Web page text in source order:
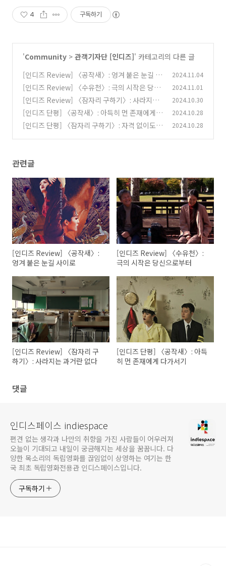
4 구독하기
'Community > 관객기자단 [인디즈]' 카테고리의 다른 글
[인디즈 Review] 〈공작새〉: 엉겨 붙은 눈길 사
이로 (1)
2024.11.04
[인디즈 Review] 〈수유천〉: 극의 시작은 당신
으로부터 (1)
2024.11.01
[인디즈 Review] 〈잠자리 구하기〉: 사라지는
과거란 없다 (1)
2024.10.30
[인디즈 단평] 〈공작새〉: 아득히 먼 존재에게
다가서기 (0)
2024.10.28
[인디즈 단평] 〈잠자리 구하기〉: 자격 없이도
2024.10.28
관련글
[인디즈 Review] 〈공작새〉:
엉겨 붙은 눈길 사이로
[인디즈 Review] 〈수유천〉:
극의 시작은 당신으로부터
[인디즈 Review] 〈잠자리 구
하기〉: 사라지는 과거란 없다
[인디즈 단평] 〈공작새〉: 아득
히 먼 존재에게 다가서기
댓글
인디스페이스 indiespace
편견 없는 생각과 나만의 취향을 가진 사람들이 어우러져
오늘이 기대되고 내일이 궁금해지는 세상을 꿈꿉니다. 다
양한 목소리의 독립영화를 끊임없이 상영하는 여기는 한
국 최초 독립영화전용관 인디스페이스입니다.
구독하기